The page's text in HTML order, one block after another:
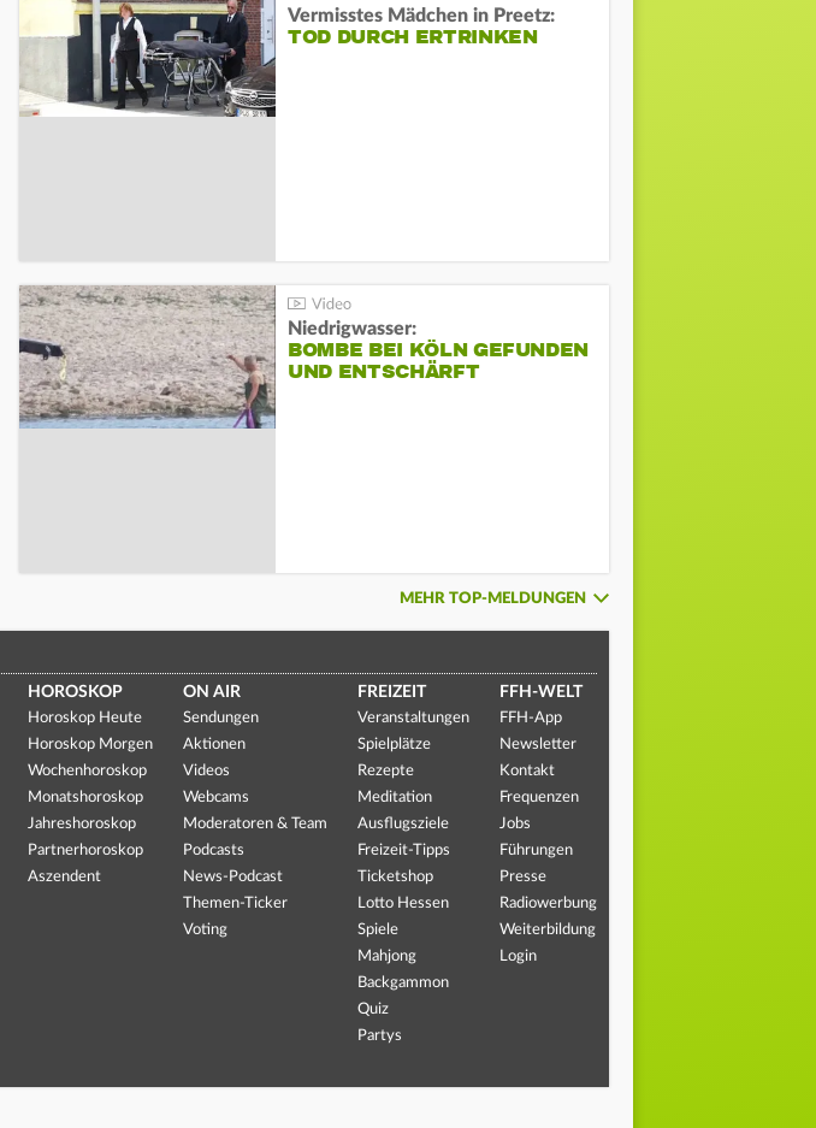
Vermisstes Mädchen in Preetz:
TOD DURCH ERTRINKEN
Niedrigwasser:
BOMBE BEI KÖLN GEFUNDEN
UND ENTSCHÄRFT
MEHR TOP-MELDUNGEN
HOROSKOP
Horoskop Heute
Horoskop Morgen
Wochenhoroskop
Monatshoroskop
Jahreshoroskop
Partnerhoroskop
Aszendent
ON AIR
Sendungen
Aktionen
Videos
Webcams
Moderatoren & Team
Podcasts
News-Podcast
Themen-Ticker
Voting
FREIZEIT
Veranstaltungen
Spielplätze
Rezepte
Meditation
Ausflugsziele
Freizeit-Tipps
Ticketshop
Lotto Hessen
Spiele
Mahjong
Backgammon
Quiz
Partys
FFH-WELT
FFH-App
Newsletter
Kontakt
Frequenzen
Jobs
Führungen
Presse
Radiowerbung
Weiterbildung
Login